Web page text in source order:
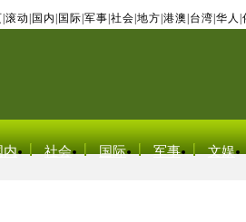
滚动 国内 国际 军事 社会 地方 港澳 台湾 华人
内 社会 国际 军事 文娱